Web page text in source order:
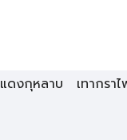
แดงกุหลาบ เทากรา